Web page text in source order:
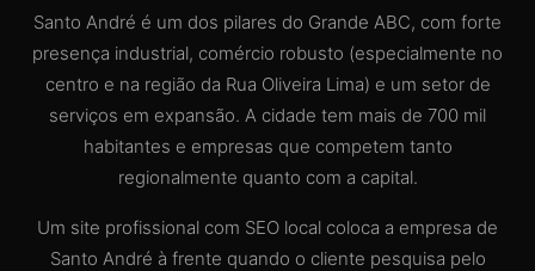
Santo André é um dos pilares do Grande ABC, com forte
presença industrial, comércio robusto (especialmente no
centro e na região da Rua Oliveira Lima) e um setor de
serviços em expansão. A cidade tem mais de 700 mil
habitantes e empresas que competem tanto
regionalmente quanto com a capital.
Um site profissional com SEO local coloca a empresa de
Santo André à frente quando o cliente pesquisa pelo